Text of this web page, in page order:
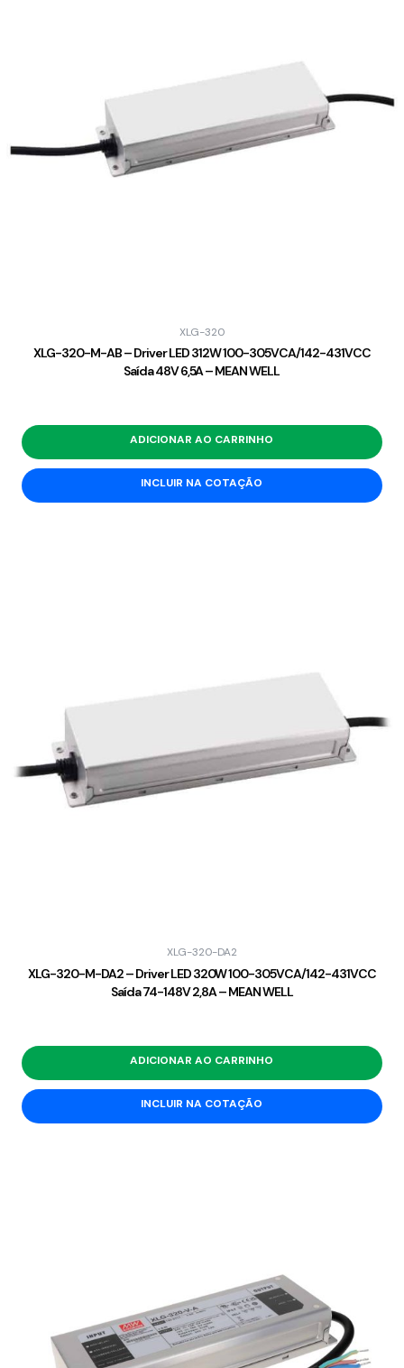
XLG-320
XLG-320-M-AB – Driver LED 312W 100-305VCA/142-431VCC
Saída 48V 6,5A – MEAN WELL
ADICIONAR AO CARRINHO
INCLUIR NA COTAÇÃO
XLG-320-DA2
XLG-320-M-DA2 – Driver LED 320W 100-305VCA/142-431VCC
Saída 74-148V 2,8A – MEAN WELL
ADICIONAR AO CARRINHO
INCLUIR NA COTAÇÃO